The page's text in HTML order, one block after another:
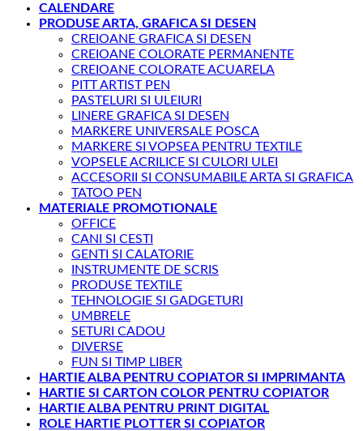
CALENDARE
PRODUSE ARTA, GRAFICA SI DESEN
CREIOANE GRAFICA SI DESEN
CREIOANE COLORATE PERMANENTE
CREIOANE COLORATE ACUARELA
PITT ARTIST PEN
PASTELURI SI ULEIURI
LINERE GRAFICA SI DESEN
MARKERE UNIVERSALE POSCA
MARKERE SI VOPSEA PENTRU TEXTILE
VOPSELE ACRILICE SI CULORI ULEI
ACCESORII SI CONSUMABILE ARTA SI GRAFICA
TATOO PEN
MATERIALE PROMOTIONALE
OFFICE
CANI SI CESTI
GENTI SI CALATORIE
INSTRUMENTE DE SCRIS
PRODUSE TEXTILE
TEHNOLOGIE SI GADGETURI
UMBRELE
SETURI CADOU
DIVERSE
FUN SI TIMP LIBER
HARTIE ALBA PENTRU COPIATOR SI IMPRIMANTA
HARTIE SI CARTON COLOR PENTRU COPIATOR
HARTIE ALBA PENTRU PRINT DIGITAL
ROLE HARTIE PLOTTER SI COPIATOR